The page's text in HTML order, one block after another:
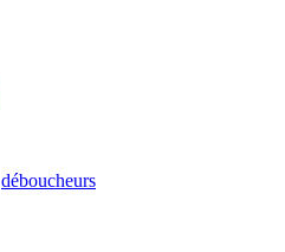
déboucheurs